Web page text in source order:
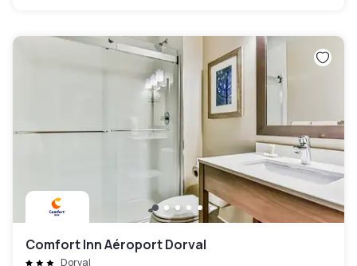
Comfort Inn Aéroport Dorval
Dorval